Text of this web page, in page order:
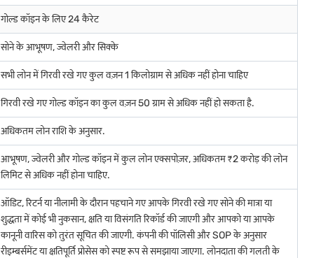
को कारीगरी की लागत के बावजूद ऑप्टिमल वैल्यू प्राप्त हो.
की अनुमति मिलती है. इसके विपरीत, जब गोल्ड की दरें कम हो जाती हैं, तो स्वीकृत की जाने
जाती है, यह सुनिश्चित करता है कि उधारकर्ताओं को अपने एसेट के लिए उच्चतम
करता है.
की प्रतिस्पर्धी दरपर %$$GL-लोन-Amount-Min$$% से %$$GL-लोन-
गोल्ड कॉइन के लिए 24 कैरेट
सोने के आभूषण, ज्वेलरी और सिक्के
सभी लोन में गिरवी रखे गए कुल वज़न 1 किलोग्राम से अधिक नहीं होना चाहिए
गिरवी रखे गए गोल्ड कॉइन का कुल वज़न 50 ग्राम से अधिक नहीं हो सकता है.
अधिकतम लोन राशि के अनुसार.
आभूषण, ज्वेलरी और गोल्ड कॉइन में कुल लोन एक्सपोज़र, अधिकतम ₹2 करोड़ की लोन
लिमिट से अधिक नहीं होना चाहिए.
ऑडिट, रिटर्न या नीलामी के दौरान पहचाने गए आपके गिरवी रखे गए सोने की मात्रा या
शुद्धता में कोई भी नुकसान, क्षति या विसंगति रिकॉर्ड की जाएगी और आपको या आपके
कानूनी वारिस को तुरंत सूचित की जाएगी. कंपनी की पॉलिसी और SOP के अनुसार
रीइम्बर्समेंट या क्षतिपूर्ति प्रोसेस को स्पष्ट रूप से समझाया जाएगा. लोनदाता की गलती के